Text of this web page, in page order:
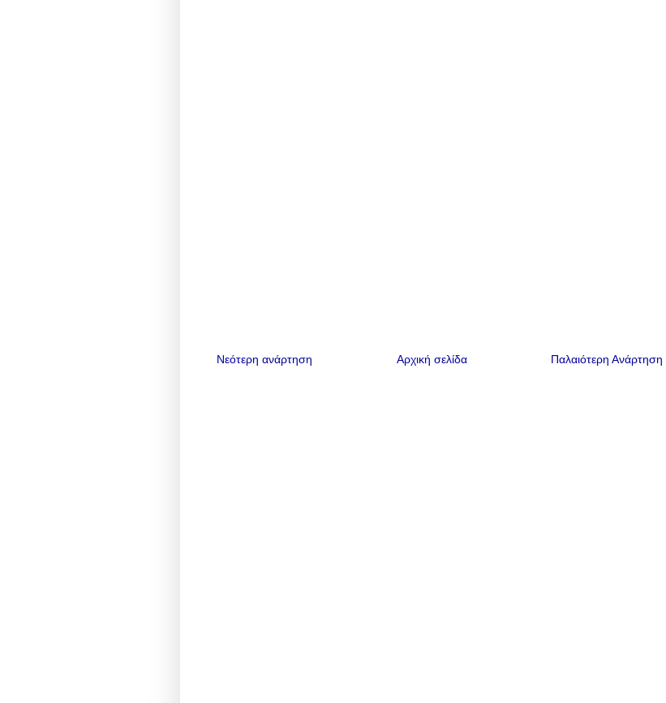
Νεότερη ανάρτηση Παλαιότερη Ανάρτηση
Αρχική σελίδα